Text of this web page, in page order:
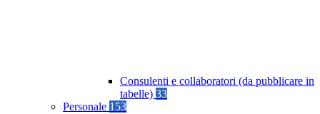
Consulenti e collaboratori (da pubblicare in
tabelle) 33
Personale 153